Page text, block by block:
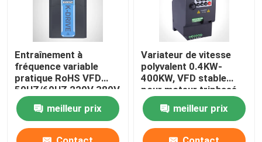
Entraînement à
fréquence variable
pratique RoHS VFD
50HZ/60HZ 220V 380V
480V
meilleur prix
Variateur de vitesse
polyvalent 0.4KW-
400KW, VFD stable
pour moteur triphasé
meilleur prix